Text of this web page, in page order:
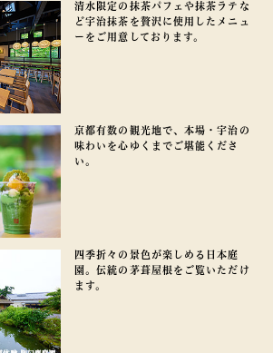
清水限定の抹茶パフェや抹茶ラテな
ど宇治抹茶を贅沢に使用したメニュ
ーをご用意しております。
京都有数の観光地で、本場・宇治の
味わいを心ゆくまでご堪能くださ
い。
四季折々の景色が楽しめる日本庭
園。伝統の茅葺屋根をご覧いただけ
ます。